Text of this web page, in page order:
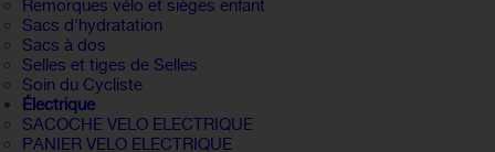
Remorques vélo et sièges enfant
Sacs d'hydratation
Sacs à dos
Selles et tiges de Selles
Soin du Cycliste
Électrique
SACOCHE VELO ELECTRIQUE
PANIER VELO ELECTRIQUE